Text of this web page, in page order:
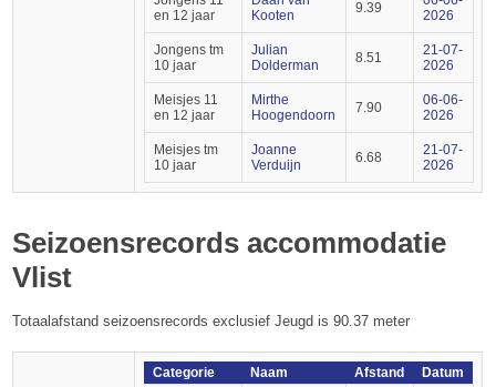
en 12 jaar
Kooten
9.39
2026
Jongens tm
10 jaar
Julian
Dolderman
8.51
21-07-
2026
Meisjes 11
en 12 jaar
Mirthe
Hoogendoorn
7.90
06-06-
2026
Meisjes tm
10 jaar
Joanne
Verduijn
6.68
21-07-
2026
Seizoensrecords accommodatie
Vlist
Totaalafstand seizoensrecords exclusief Jeugd is 90.37 meter
Categorie Naam Afstand Datum